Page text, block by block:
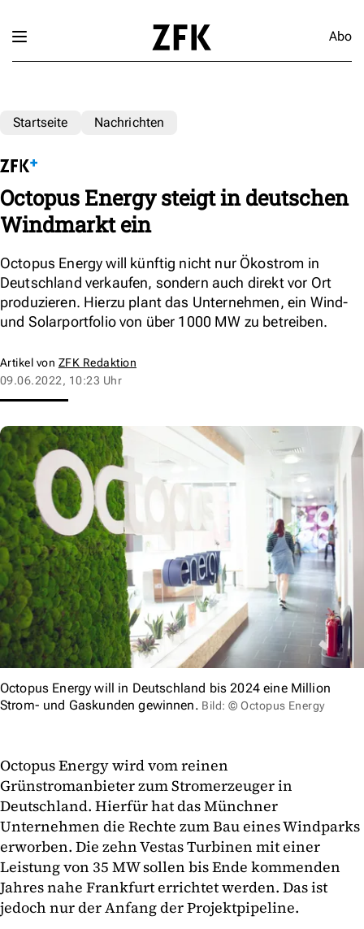
Abo
Startseite Nachrichten
Octopus Energy steigt in deutschen
Windmarkt ein
Octopus Energy will künftig nicht nur Ökostrom in
Deutschland verkaufen, sondern auch direkt vor Ort
produzieren. Hierzu plant das Unternehmen, ein Wind-
und Solarportfolio von über 1000 MW zu betreiben.
Artikel von ZFK Redaktion
09.06.2022, 10:23 Uhr
Octopus Energy will in Deutschland bis 2024 eine Million
Strom- und Gaskunden gewinnen. Bild: © Octopus Energy
Octopus Energy wird vom reinen
Grünstromanbieter zum Stromerzeuger in
Deutschland. Hierfür hat das Münchner
Unternehmen die Rechte zum Bau eines Windparks
erworben. Die zehn Vestas Turbinen mit einer
Leistung von 35 MW sollen bis Ende kommenden
Jahres nahe Frankfurt errichtet werden. Das ist
jedoch nur der Anfang der Projektpipeline.